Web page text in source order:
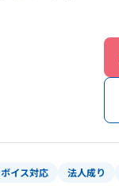
イス対応 法人成り